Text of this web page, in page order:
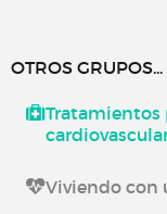
OTROS GRUPOS...
Tratamientos
Viviendo con